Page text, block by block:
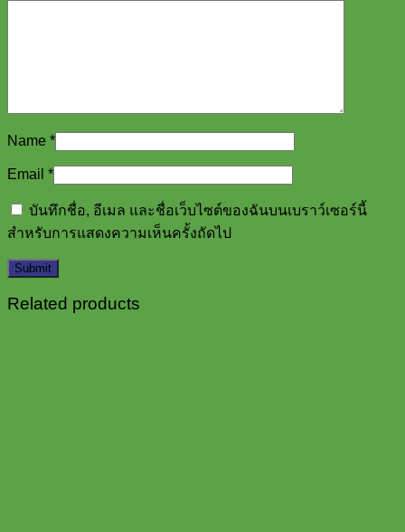
Name *
Email *
บันทึกชื่อ, อีเมล และชื่อเว็บไซต์ของฉันบนเบราว์เซอร์นี้
สำหรับการแสดงความเห็นครั้งถัดไป
Related products